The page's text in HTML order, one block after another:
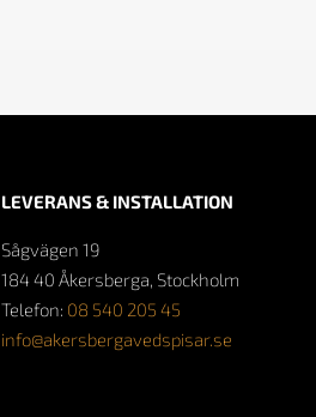
LEVERANS & INSTALLATION
Sågvägen 19
184 40 Åkersberga, Stockholm
Telefon: 08 540 205 45
info@akersbergavedspisar.se